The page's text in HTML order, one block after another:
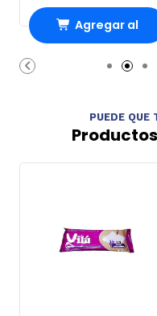
Agregar al
Carro
PUEDE QUE